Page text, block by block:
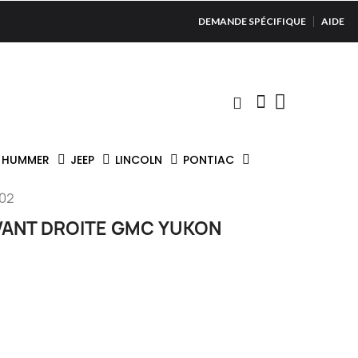
DEMANDE SPÉCIFIQUE AIDE
HUMMER JEEP LINCOLN PONTIAC
DROITE GMC YUKON